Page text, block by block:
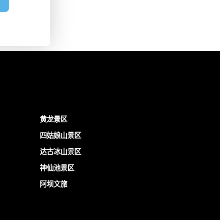
黄龙景区
四姑娘山景区
达古冰山景区
神仙池景区
阿坝文旅